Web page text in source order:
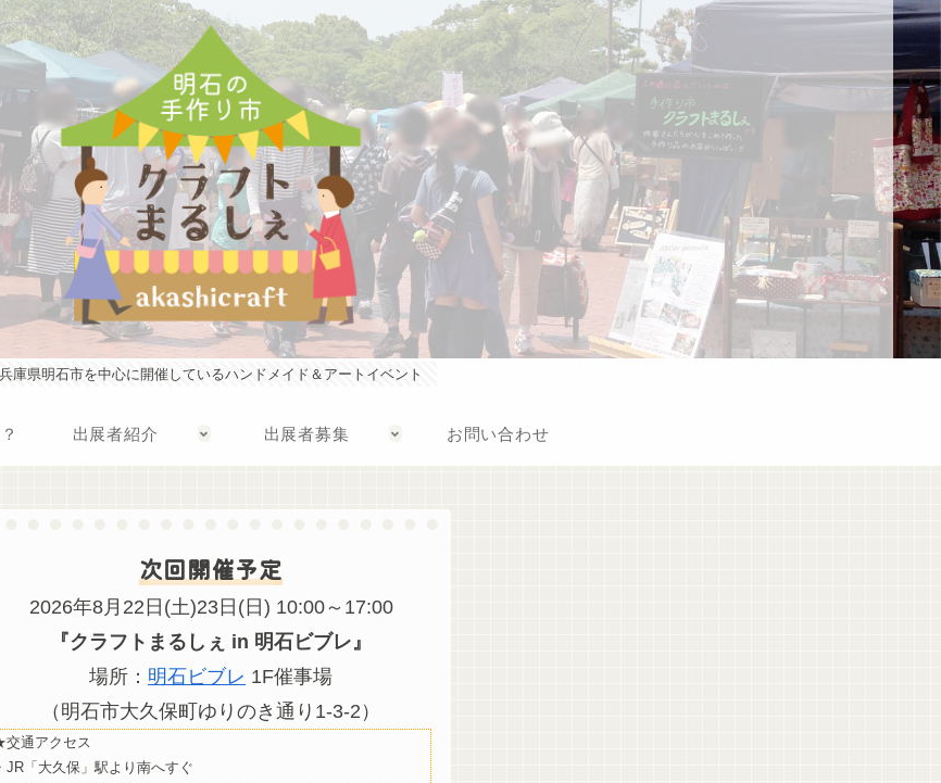
兵庫県明石市を中心に開催しているハンドメイド＆アートイベント
出展者紹介 出展者募集 お問い合わせ
次回開催予定
2026年8月22日(土)23日(日) 10:00～17:00
『クラフトまるしぇ in 明石ビブレ』
場所： 明石ビブレ 1F催事場
（明石市大久保町ゆりのき通り1-3-2）
通アクセス
JR「大久保」駅より南へすぐ